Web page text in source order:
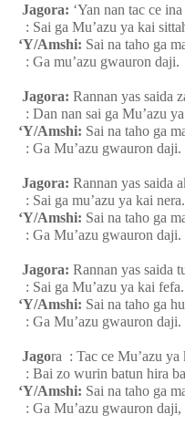
Jagora: ‘Yan nan tac ce
: Sai ga Mu’azu ya kai
‘Y/Amshi: Sai na taho ga
: Ga mu’azu gwauron daji.
Jagora: Rannan yas saida
: Dan nan sai ga Mu’azu
‘Y/Amshi: Sai na taho ga
: Ga Mu’azu gwauron daji.
Jagora: Rannan yas saida
: Sai ga mu’azu ya kai nera.
‘Y/Amshi: Sai na taho ga
: Ga Mu’azu gwauron daji.
Jagora: Rannan yas saida
: Sai ga Mu’azu ya kai fefa.
‘Y/Amshi: Sai na taho ga
: Ga Mu’azu gwauron daji.
Jagora : Tac ce Mu’azu ya
: Bai zo wurin batun hira
‘Y/Amshi: Sai na taho ga
: Ga Mu’azu gwauron daji,